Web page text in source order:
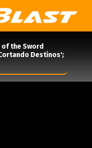
of the Sword
Destinos';